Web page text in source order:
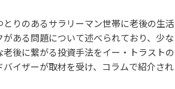
りのあるサラリーマン世帯に老後の生活
ある問題について述べられており、少な
老後に繋がる投資手法をイー・トラストの
イザーが取材を受け、コラムで紹介され